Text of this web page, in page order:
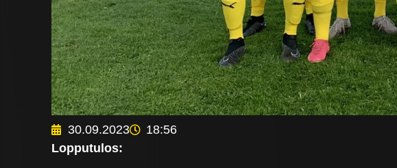
30.09.2023
18:56
Lopputulos: